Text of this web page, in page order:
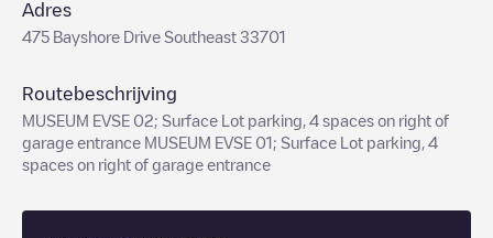
Adres
475 Bayshore Drive Southeast 33701
Routebeschrijving
MUSEUM EVSE 02; Surface Lot parking, 4 spaces on right of
garage entrance MUSEUM EVSE 01; Surface Lot parking, 4
spaces on right of garage entrance